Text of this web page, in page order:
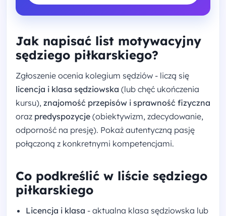
Jak napisać list motywacyjny
sędziego piłkarskiego?
Zgłoszenie ocenia kolegium sędziów - liczą się
licencja i klasa sędziowska (lub chęć ukończenia
kursu), znajomość przepisów i sprawność fizyczna
oraz predyspozycje (obiektywizm, zdecydowanie,
odporność na presję). Pokaż autentyczną pasję
połączoną z konkretnymi kompetencjami.
Co podkreślić w liście sędziego
piłkarskiego
Licencja i klasa - aktualna klasa sędziowska lub